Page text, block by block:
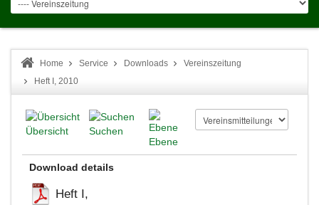
Home Service Downloads
Vereinszeitung
Heft I, 2010
Übersicht
Suchen
Ebene
Download details
Heft I,